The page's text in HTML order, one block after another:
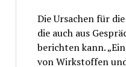
Die Ursachen für
die auch aus
berichten kann.
von Wirkstoffen